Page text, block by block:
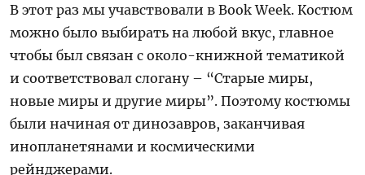
В этот раз мы учавствовали в Book Week. Костюм
можно было выбирать на любой вкус, главное
чтобы был связан с около-книжной тематикой
и соответствовал слогану – “Старые миры,
новые миры и другие миры”. Поэтому костюмы
были начиная от динозавров, заканчивая
инопланетянами и космическими
рейнджерами.